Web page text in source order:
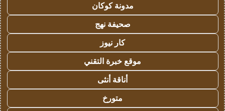
مدونة كوكان
صحيفة نهج
كار نيوز
موقع خبرة التقني
أناقة أنثى
متورخ